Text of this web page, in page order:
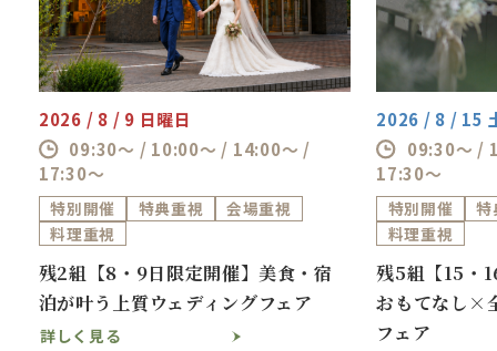
2026 / 8 / 9 日曜日
09:30～ / 10:00～ / 14:00～ /
17:30～
特別開催 特典重視
会場重視
料理重視
残2組【8・9日限定開催】美食・宿
泊が叶う上質ウェディングフェア
詳しく見る
2026 / 8 / 15
09:30～ /
17:30～
特別開催
特
料理重視
残5組【15・
おもてなし×
フェア